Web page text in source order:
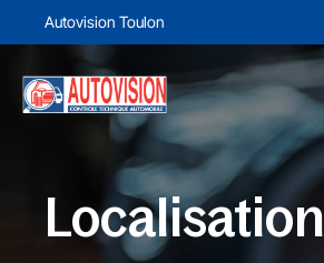
Autovision Toulon
Localisation